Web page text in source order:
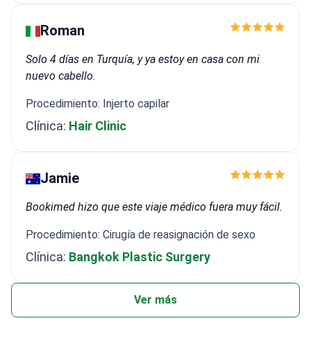
Roman
Solo 4 días en Turquía, y ya estoy en casa con mi
nuevo cabello.
Procedimiento: Injerto capilar
Clínica: Hair Clinic
Jamie
Bookimed hizo que este viaje médico fuera muy fácil.
Procedimiento: Cirugía de reasignación de sexo
Clínica: Bangkok Plastic Surgery
Ver más